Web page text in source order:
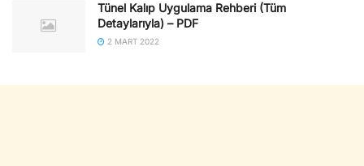
Tünel Kalıp Uygulama Rehberi (Tüm
Detaylarıyla) – PDF
2 MART 2022